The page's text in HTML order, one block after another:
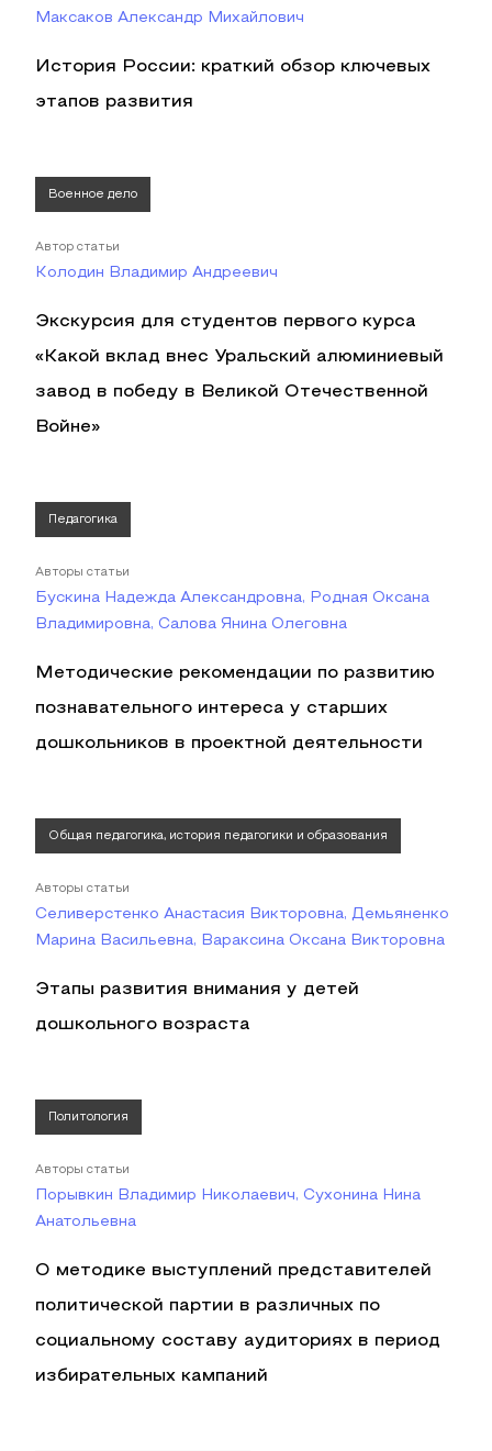
Максаков Александр Михайлович
История России: краткий обзор ключевых
этапов развития
Военное дело
Автор статьи
Колодин Владимир Андреевич
Экскурсия для студентов первого курса
«Какой вклад внес Уральский алюминиевый
завод в победу в Великой Отечественной
Войне»
Педагогика
Авторы статьи
Бускина Надежда Александровна, Родная Оксана
Владимировна, Салова Янина Олеговна
Методические рекомендации по развитию
познавательного интереса у старших
дошкольников в проектной деятельности
Общая педагогика, история педагогики и образования
Авторы статьи
Селиверстенко Анастасия Викторовна, Демьяненко
Марина Васильевна, Вараксина Оксана Викторовна
Этапы развития внимания у детей
дошкольного возраста
Политология
Авторы статьи
Порывкин Владимир Николаевич, Сухонина Нина
Анатольевна
О методике выступлений представителей
политической партии в различных по
социальному составу аудиториях в период
избирательных кампаний